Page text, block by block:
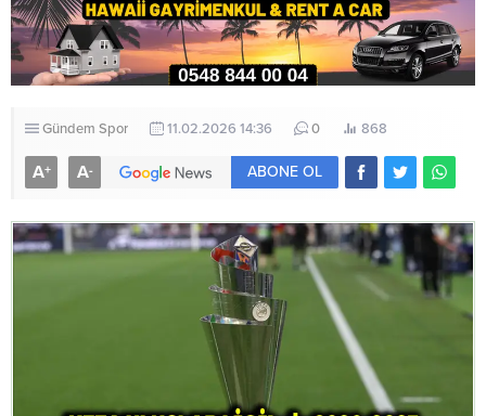
Gündem Spor 11.02.2026 14:36 0 868
A+ A- ABONE OL